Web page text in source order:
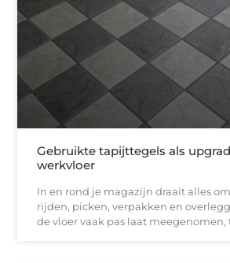
Gebruikte tapijttegels als
werkvloer
In en rond je magazijn draait alles
rijden, picken, verpakken en
de vloer vaak pas laat